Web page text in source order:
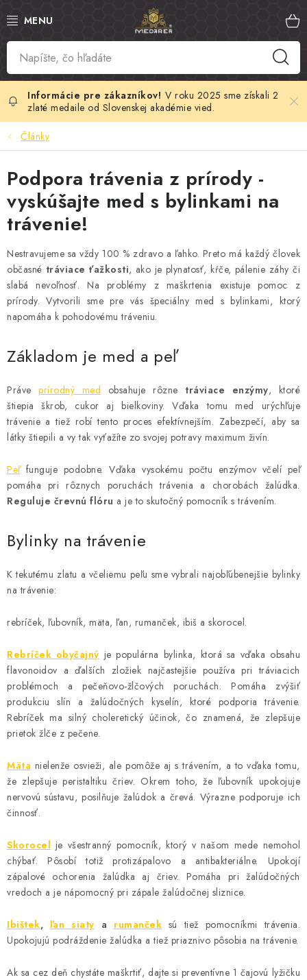
na
SLOVENSKÝ MED
MANUKA MED
VČELÍ PEĽ
MATERSKÁ KAŠIČKA
MEDOVÁ KOZMETIKA
MEDOVINA
DOPLNKY KU VČELÍM PRODUKTOM
SLUŽBY VČELÁRA
LITERATÚRA - KNIHY
AKCIE A ZĽAVY
NOVINKY
ČOKOLÁDA
VÝŽIVOVÉ DOPLNKY
Kamenná predajňa Náš príbeh Články
Napísali o nás
Kontakty
Doprava a platba
Najčastejšie otázky FAQ
Fotogaléria
Ochrana osobných údajov
Vrátenie tovaru, výmena a reklamácie
Veľkoobchod
V roku 2025 sme získali 2
zlaté medaile od Slovenskej akadémie vied.
Články
Podpora trávenia z prírody -
vyskúšajte med s bylinkami na
trávenie!
Nestravujeme sa vždy 100 % zdravo a ľahko. Preto má každý človek
občasné tráviace ťažkosti, ako je plynatosť, kŕče, pálenie záhy či
slabá nevoľnosť. Na problémy z maškrtenia existuje pomoc z
prírody. Vytvorili sme pre vás špeciálny med s bylinkami, ktorý
napomáha k pohodovému tráveniu.
Základom je med a peľ
Práve prírodný med obsahuje rôzne tráviace enzýmy, ktoré
štiepia škrob, cukor aj bielkoviny. Vďaka tomu med urýchľuje
trávenie a tiež robí tento proces efektívnejším. Zabezpečí, aby sa
látky štiepili a vy tak vyťažíte zo svojej potravy maximum živín.
Peľfunguje podobne. Vďaka vysokému počtu enzýmov včelí peľ
pomáha pri rôznych poruchách trávenia a chorobách žalúdka.
Reguluje črevnú flóru a je to skutočný pomocník s trávením.
Bylinky na trávenie
K tekutému zlatu a včeliemu peľu sme vybrali najobľúbenejšie bylinky
na trávenie:
rebríček, ľubovník, mäta, ľan, rumanček, ibiš a skorocel.
Rebríček obyčajný je populárna bylinka, ktorá sa vďaka obsahu
flavonoidov a ďalších zložiek najčastejšie používa pri tráviacich
problémoch a pečeňovo-žlčových poruchách. Pomáha zvýšiť
produkciu slín a žalúdočných kyselín, ktoré podporia trávenie.
Rebríček ma silný choleretický účinok, čo znamená, že zlepšuje
prietok žlče z pečene.
Mäta nielenže osvieži, ale pomôže aj s trávením, a to vďaka tomu,
že zlepšuje peristaltiku čriev. Okrem toho, že ľubovník upokojuje
nervovú sústavu, posilňuje žalúdok a črevá. Výrazne podporuje ich
činnosť.
Skorocel je všestranný pomocník, ktorý v našom mede nemohol
chýbať. Pôsobí totiž protizápalovo a antibakteriálne. Upokojí
zápalové ochorenia žalúdka aj čriev. Pomáha pri žalúdočných
vredoch a je nápomocný pri zápale žalúdočnej sliznice.
Ibištek, ľan siaty a rumanček sú tiež pomocníkmi trávenia.
Upokojujú podráždenie žalúdka a tiež priaznivo pôsobia na trávenie.
Ak sa cez deň chystáte maškrtiť, dajte si preventívne 1 čajovú lyžičku